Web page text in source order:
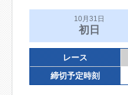
10月31日
初日
レース
締切予定時刻